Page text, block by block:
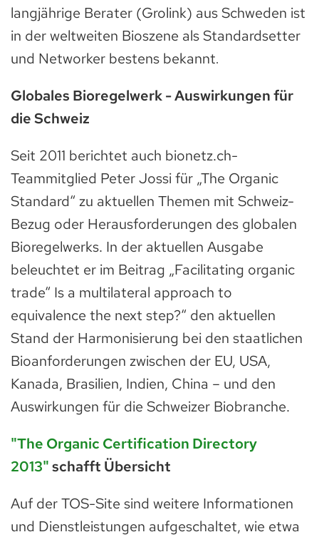
langjährige Berater (Grolink) aus Schweden ist
in der weltweiten Bioszene als Standardsetter
und Networker bestens bekannt.
Globales Bioregelwerk - Auswirkungen für
die Schweiz
Seit 2011 berichtet auch bionetz.ch-
Teammitglied Peter Jossi für „The Organic
Standard“ zu aktuellen Themen mit Schweiz-
Bezug oder Herausforderungen des globalen
Bioregelwerks. In der aktuellen Ausgabe
beleuchtet er im Beitrag „Facilitating organic
trade“ Is a multilateral approach to
equivalence the next step?“ den aktuellen
Stand der Harmonisierung bei den staatlichen
Bioanforderungen zwischen der EU, USA,
Kanada, Brasilien, Indien, China – und den
Auswirkungen für die Schweizer Biobranche.
"The Organic Certification Directory
2013"schafft Übersicht
Auf der TOS-Site sind weitere Informationen
und Dienstleistungen aufgeschaltet, wie etwa